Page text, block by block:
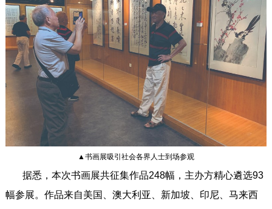
▲书画展吸引社会各界人士到场参观
据悉，本次书画展共征集作品248幅，主办方精心遴选93
幅参展。作品来自美国、澳大利亚、新加坡、印尼、马来西